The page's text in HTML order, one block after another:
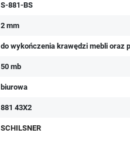
S-881-BS
2 mm
do wykończenia krawędzi mebli oraz
50 mb
biurowa
881 43X2
SCHILSNER